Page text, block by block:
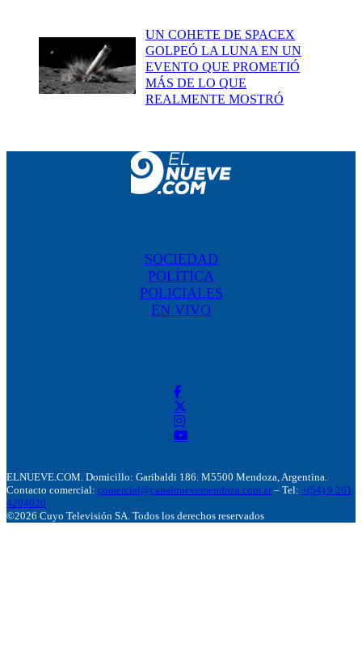
UN COHETE DE SPACEX
GOLPEÓ LA LUNA EN UN
EVENTO QUE PROMETIÓ
MÁS DE LO QUE
REALMENTE MOSTRÓ
SOCIEDAD
POLÍTICA
POLICIALES
EN VIVO
ELNUEVE.COM. Domicillo: Garibaldi 186. M5500 Mendoza, Argentina.
Contacto comercial: comercial@canalnuevemendoza.com.ar – Tel: +(54) 9 261
4204020
©2026 Cuyo Televisión SA. Todos los derechos reservados